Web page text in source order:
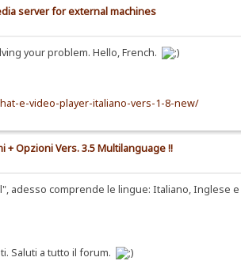
server for external machines
your problem. Hello, French.
e-video-player-italiano-vers-1-8-new/
+ Opzioni Vers. 3.5 Multilanguage !!
adesso comprende le lingue: Italiano, Inglese
Saluti a tutto il forum.